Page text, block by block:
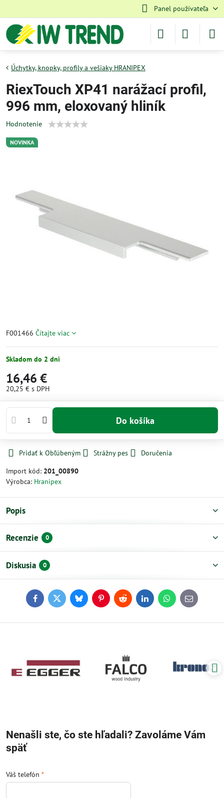
Panel používateľa
NOVINKA
Úchytky, knopky, profily a vešiaky HRANIPEX
RiexTouch XP41 narážací profil,
996 mm, eloxovaný hliník
Hodnotenie
F001466 Čítajte viac
Skladom do 2 dni
16,46 €
20,25 € s DPH
Do košíka
Pridať k Obľúbeným Strážny pes
Doručenia
Import kód: 201_00890
Výrobca: Hranipex
Popis
Recenzie 0
Diskusia 0
FacebookTwitterBlueskyPinterestReddit LinkedInWhatsApp
E-
mail
Nenašli ste, čo ste hľadali? Zavoláme Vám
späť
Váš telefón *